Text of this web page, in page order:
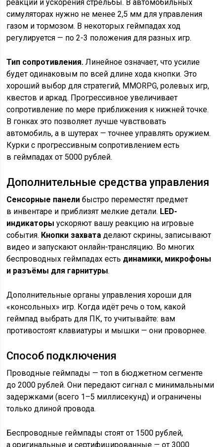
реакции и ускорения стрельбы. В автомобильных
симуляторах нужно не менее 2,5 мм для управления
газом и тормозом. В некоторых геймпадах ход
регулируется — по 2-3 положения для разных игр.
Тип сопротивления. Линейное означает, что усилие
будет одинаковым по всей длине хода кнопки. Это
хороший выбор для стратегий, MMORPG, ролевых игр,
квестов и аркад. Прогрессивное увеличивает
сопротивление по мере приближения к нижней точке.
В гонках это позволяет лучше чувствовать
автомобиль, а в шутерах — точнее управлять оружием.
Курки с прогрессивным сопротивлением есть
в геймпадах от 5000 рублей.
Дополнительные средства управления
Сенсорные панели быстро переместят предмет
в инвентаре и приблизят мелкие детали. LED-
индикаторы ускоряют вашу реакцию на игровые
события. Кнопки захвата делают скрины, записывают
видео и запускают онлайн-трансляцию. Во многих
беспроводных геймпадах есть динамики, микрофоны
и разъёмы для гарнитуры.
Дополнительные органы управления хороши для
«консольных» игр. Когда идёт речь о том, какой
геймпад выбрать для ПК, то учитывайте: вам
противостоят клавиатуры и мышки — они проворнее.
Способ подключения
Проводные геймпады — топ в бюджетном сегменте
до 2000 рублей. Они передают сигнал с минимальными
задержками (всего 1–5 миллисекунд) и ограничены
только длиной провода.
Беспроводные геймпады стоят от 1500 рублей,
а оригинальные и сертифицированные — от 3000